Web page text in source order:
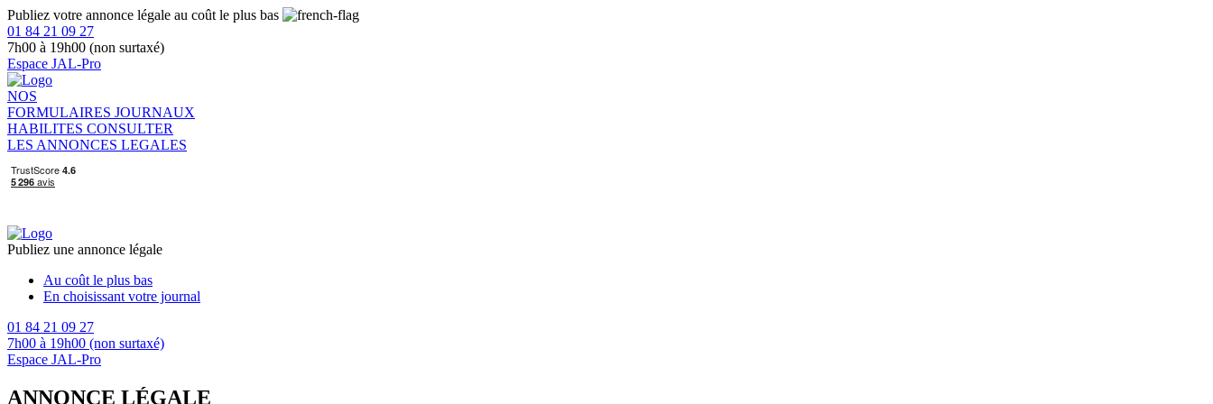
Publiez votre annonce légale au coût le plus bas
01 84 21 09 27
7h00 à 19h00 (non surtaxé)
Espace JAL-Pro
NOS
FORMULAIRES JOURNAUX
HABILITES CONSULTER
LES ANNONCES LEGALES
Publiez une annonce légale
Au coût le plus bas
En choisissant votre journal
01 84 21 09 27
7h00 à 19h00 (non surtaxé)
Espace JAL-Pro
ANNONCE LÉGALE